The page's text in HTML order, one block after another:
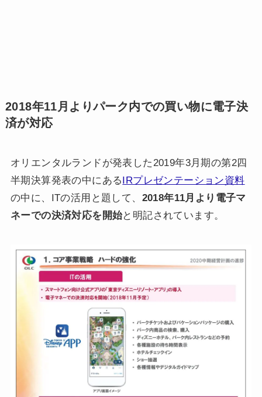
2018年11月よりパーク内での買い物に電子決
済が対応
オリエンタルランドが発表した2019年3月期の第2四
半期決算発表の中にある IRプレゼンテーション資料
の中に、ITの活用と題して、 2018年11月より電子マ
ネーでの決済対応を開始と明記されています。